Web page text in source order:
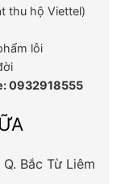
thu hộ Viettel)
lỗi
0932918555
Bắc Từ Liêm